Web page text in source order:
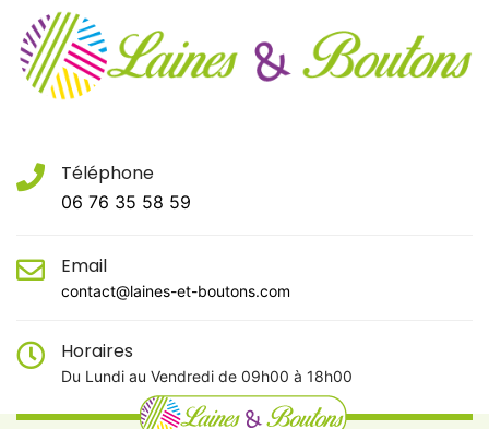
Téléphone
06 76 35 58 59
Email
contact@laines-et-boutons.com
Horaires
Du Lundi au Vendredi de 09h00 à 18h00